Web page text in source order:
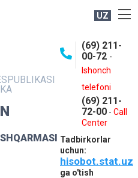
UZ
(69) 211-
00-72 -
Ishonch
telefoni
(69) 211-
72-00 - Call
Center
Tadbirkorlar
uchun:
hisobot.stat.uz
ga o'tish
XIZMATLAR
XIZMATI